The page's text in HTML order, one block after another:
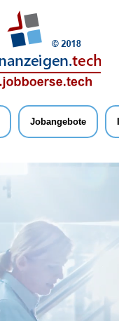
Jobangebote